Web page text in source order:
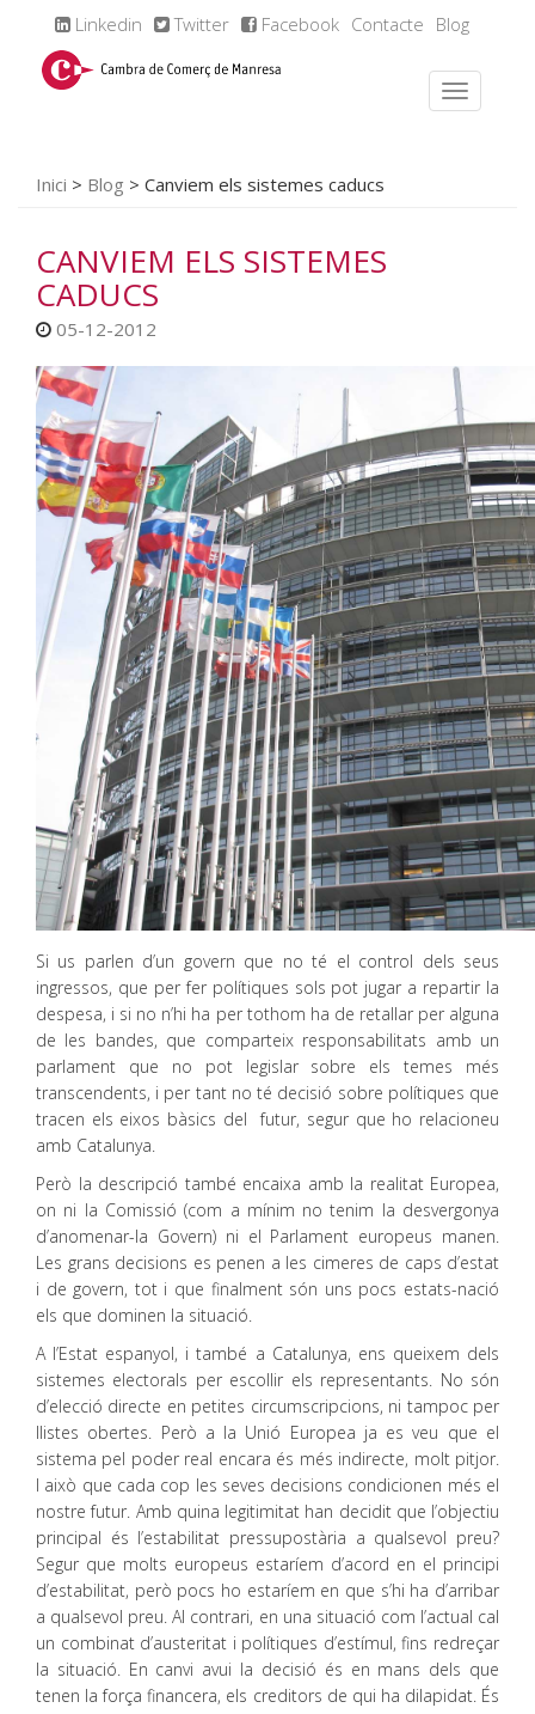
Linkedin Twitter Facebook Contacte Blog
Inici > Blog > Canviem els sistemes caducs
CANVIEM ELS SISTEMES
CADUCS
05-12-2012
Si us parlen d’un govern que no té el control dels seus
ingressos, que per fer polítiques sols pot jugar a repartir la
despesa, i si no n’hi ha per tothom ha de retallar per alguna
de les bandes, que comparteix responsabilitats amb un
parlament que no pot legislar sobre els temes més
transcendents, i per tant no té decisió sobre polítiques que
tracen els eixos bàsics del futur, segur que ho relacioneu
amb Catalunya.
Però la descripció també encaixa amb la realitat Europea,
on ni la Comissió (com a mínim no tenim la desvergonya
d’anomenar-la Govern) ni el Parlament europeus manen.
Les grans decisions es penen a les cimeres de caps d’estat
i de govern, tot i que finalment són uns pocs estats-nació
els que dominen la situació.
A l’Estat espanyol, i també a Catalunya, ens queixem dels
sistemes electorals per escollir els representants. No són
d’elecció directe en petites circumscripcions, ni tampoc per
llistes obertes. Però a la Unió Europea ja es veu que el
sistema pel poder real encara és més indirecte, molt pitjor.
I això que cada cop les seves decisions condicionen més el
nostre futur. Amb quina legitimitat han decidit que l’objectiu
principal és l’estabilitat pressupostària a qualsevol preu?
Segur que molts europeus estaríem d’acord en el principi
d’estabilitat, però pocs ho estaríem en que s’hi ha d’arribar
a qualsevol preu. Al contrari, en una situació com l’actual cal
un combinat d’austeritat i polítiques d’estímul, fins redreçar
la situació. En canvi avui la decisió és en mans dels que
tenen la força financera, els creditors de qui ha dilapidat. És